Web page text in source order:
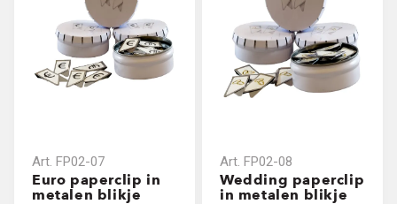
Art. FP02-07
Euro paperclip in
metalen blikje
Art. FP02-08
Wedding paperclip
in metalen blikje